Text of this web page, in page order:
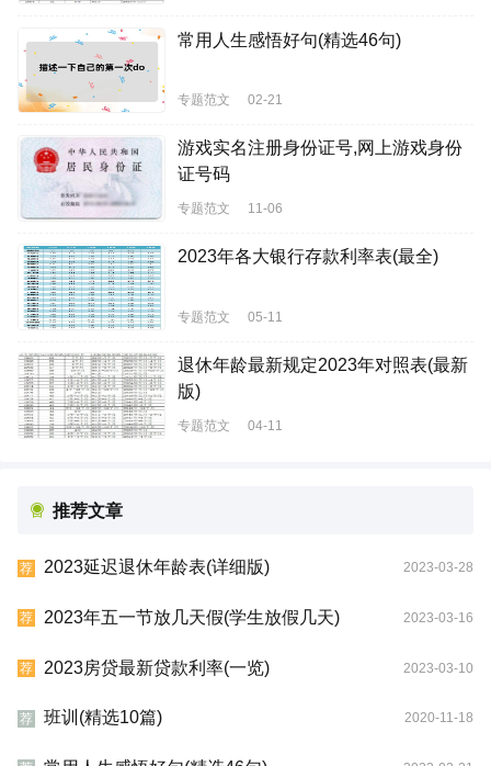
常用人生感悟好句(精选46句)
专题范文 02-21
游戏实名注册身份证号,网上游戏身份
证号码
专题范文 11-06
2023年各大银行存款利率表(最全)
专题范文 05-11
退休年龄最新规定2023年对照表(最新
版)
专题范文 04-11
推荐文章
荐 2023延迟退休年龄表(详细版) 2023-03-28
荐 2023年五一节放几天假(学生放假几天) 2023-03-16
荐 2023房贷最新贷款利率(一览) 2023-03-10
荐 班训(精选10篇) 2020-11-18